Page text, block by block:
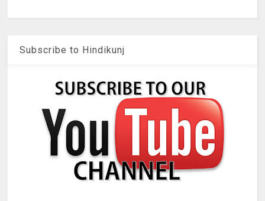
Subscribe to Hindikunj